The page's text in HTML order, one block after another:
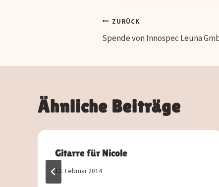
ZURÜCK
Spende von Innospec Leuna
Ähnliche Beiträge
Gitarre für Nicole
12. Februar 2014